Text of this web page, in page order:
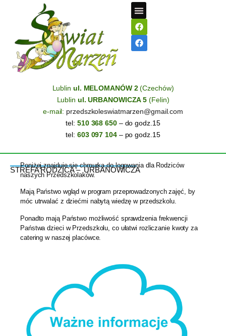
Lublin ul. MELOMANÓW 2(Czechów)
Lublin ul. URBANOWICZA 5 (Felin)
e-mail: przedszkoleswiatmarzen@gmail.com
tel: 510 368 650– do godz.15
tel: 603 097 104– po godz.15
STREFA RODZICA – URBANOWICZA
Poniżej znajduje się chmurka do logowania dla Rodziców
naszych Przedszkolaków.
Mają Państwo wgląd w program przeprowadzonych zajęć, by
móc utrwalać z dziećmi nabytą wiedzę w przedszkolu.
Ponadto mają Państwo możliwość sprawdzenia frekwencji
Państwa dzieci w Przedszkolu, co ułatwi rozliczanie kwoty za
catering w naszej placówce.